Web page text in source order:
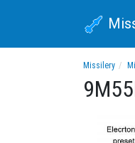
Missilery